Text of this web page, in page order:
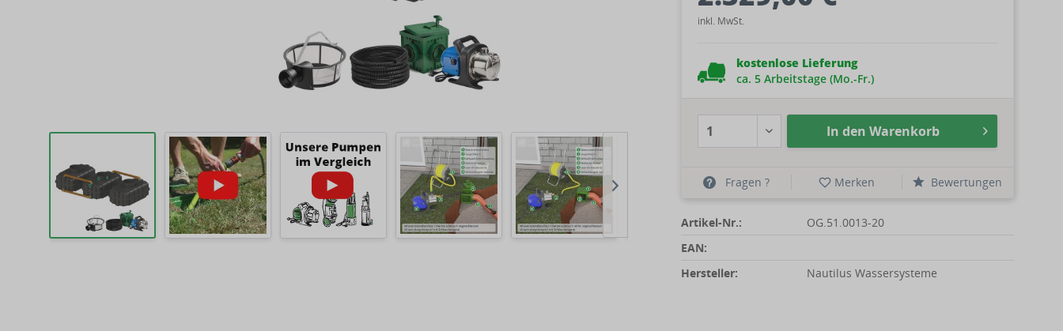
inkl. MwSt.
kostenlose Lieferung
ca. 5 Arbeitstage (Mo.-Fr.)
In den Warenkorb
Fragen ? Merken Bewertungen
Artikel-Nr.:
OG.51.0013-20
EAN:
Hersteller:
Nautilus Wassersysteme